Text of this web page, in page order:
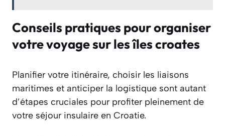
Conseils pratiques pour organiser
votre voyage sur les îles croates
Planifier votre itinéraire, choisir les liaisons
maritimes et anticiper la logistique sont autant
d’étapes cruciales pour profiter pleinement de
votre séjour insulaire en Croatie.